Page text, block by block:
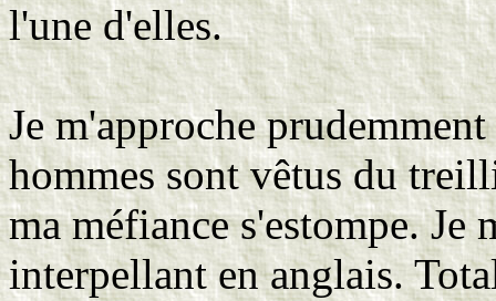
l'une d'elles.
Je m'approche
hommes sont vêtus du
ma méfiance s'estompe. Je
interpellant en anglais.